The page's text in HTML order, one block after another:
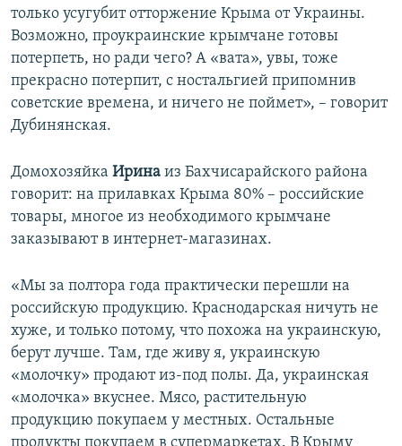
только усугубит отторжение Крыма от Украины.
Возможно, проукраинские крымчане готовы
потерпеть, но ради чего? А «вата», увы, тоже
прекрасно потерпит, с ностальгией припомнив
советские времена, и ничего не поймет», – говорит
Дубинянская.
Домохозяйка Ирина из Бахчисарайского района
говорит: на прилавках Крыма 80% – российские
товары, многое из необходимого крымчане
заказывают в интернет-магазинах.
«Мы за полтора года практически перешли на
российскую продукцию. Краснодарская ничуть не
хуже, и только потому, что похожа на украинскую,
берут лучше. Там, где живу я, украинскую
«молочку» продают из-под полы. Да, украинская
«молочка» вкуснее. Мясо, растительную
продукцию покупаем у местных. Остальные